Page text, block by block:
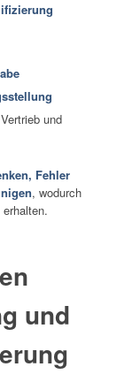
und
Fehler
, wodurch
und